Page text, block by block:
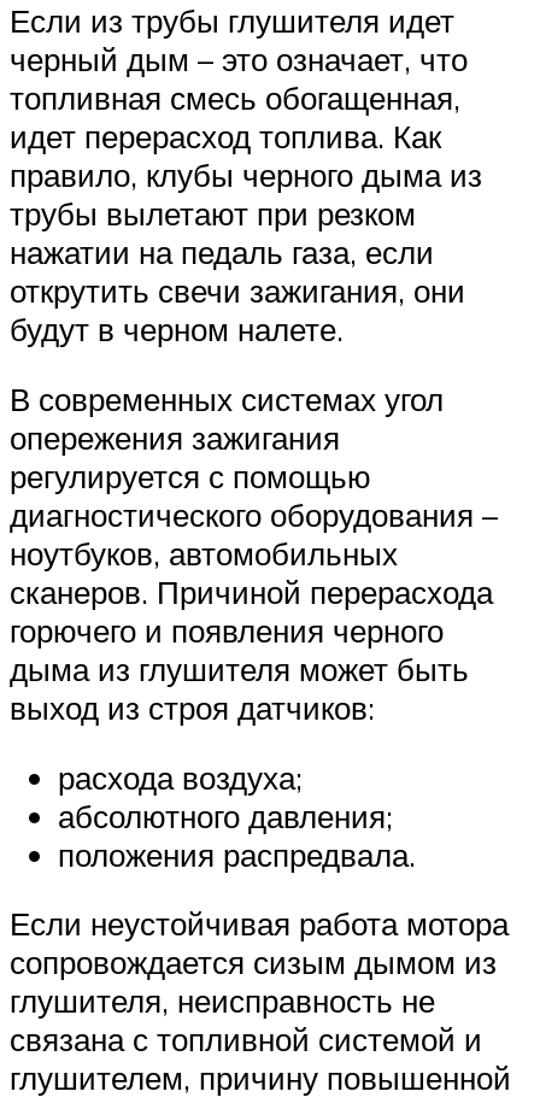
Если из трубы глушителя идет
черный дым – это означает, что
топливная смесь обогащенная,
идет перерасход топлива. Как
правило, клубы черного дыма из
трубы вылетают при резком
нажатии на педаль газа, если
открутить свечи зажигания, они
будут в черном налете.
В современных системах угол
опережения зажигания
регулируется с помощью
диагностического оборудования –
ноутбуков, автомобильных
сканеров. Причиной перерасхода
горючего и появления черного
дыма из глушителя может быть
выход из строя датчиков:
расхода воздуха;
абсолютного давления;
положения распредвала.
Если неустойчивая работа мотора
сопровождается сизым дымом из
глушителя, неисправность не
связана с топливной системой и
глушителем, причину повышенной